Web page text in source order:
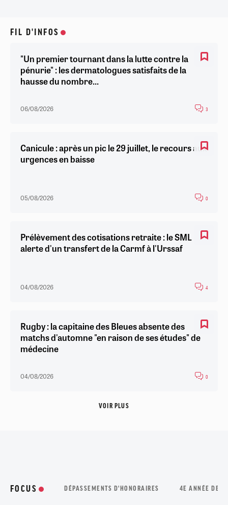
FIL D'INFOS
"Un premier tournant dans la lutte contre la
pénurie" : les dermatologues satisfaits de la
hausse du nombre...
06/08/2026 3
Canicule : après un pic le 29 juillet, le recours aux
urgences en baisse
05/08/2026 0
Prélèvement des cotisations retraite : le SML
alerte d'un transfert de la Carmf à l'Urssaf
04/08/2026 4
Rugby : la capitaine des Bleues absente des
matchs d'automne "en raison de ses études" de
médecine
04/08/2026 0
VOIR PLUS
FOCUS DÉPASSEMENTS D'HONORAIRES 4E ANNÉE DE